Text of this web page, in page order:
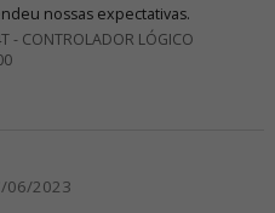
nossas expectativas.
- CONTROLADOR LÓGICO
06/2023